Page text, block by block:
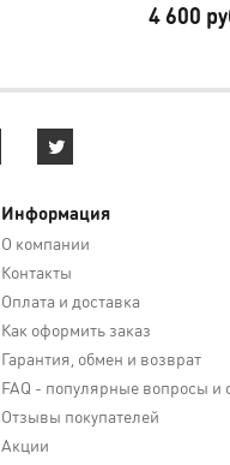
4 600
Информация
О компании
Контакты
Оплата и доставка
Как оформить заказ
Гарантия, обмен и возврат
FAQ - популярные вопросы и
Отзывы покупателей
Акции